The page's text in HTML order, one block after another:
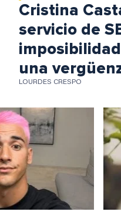
Cristina
servicio de
una
LOURDES CRESPO